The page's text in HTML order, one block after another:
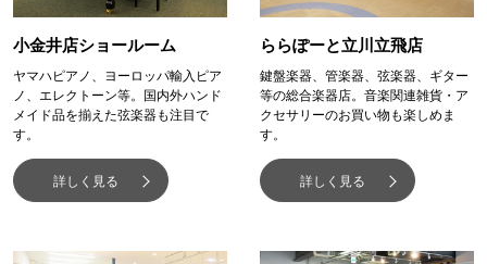
小金井店ショールーム
ヤマハピアノ、ヨーロッパ輸入ピア
ノ、エレクトーン等。国内外ハンド
メイド品を揃えた弦楽器も注目で
す。
詳しく見る
ららぽーと立川立飛店
鍵盤楽器、管楽器、弦楽器、ギター
等の総合楽器店。音楽関連雑貨・ア
クセサリーのお買い物も楽しめま
す。
詳しく見る